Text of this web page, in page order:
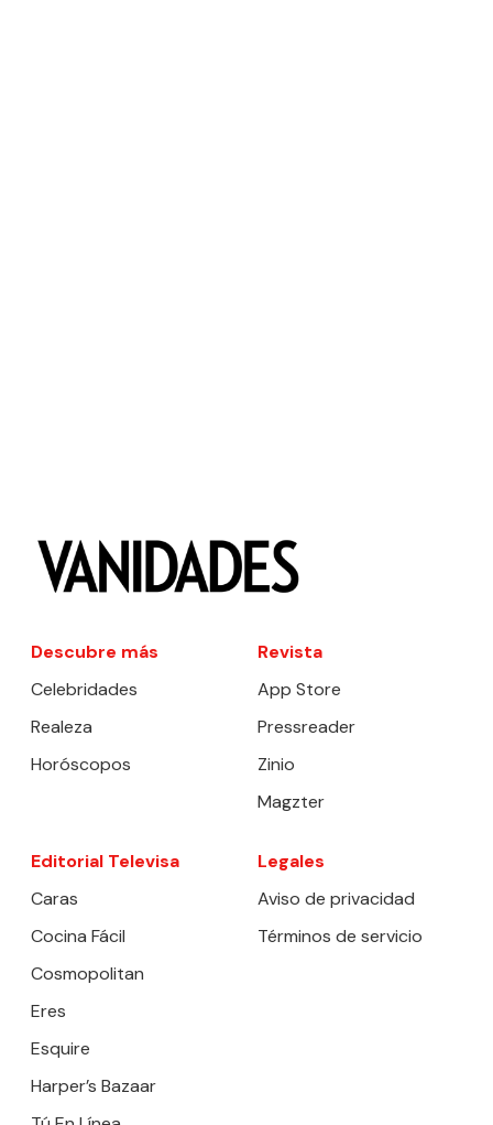
Descubre más
Celebridades
Realeza
Horóscopos
Revista
App Store
Pressreader
Zinio
Magzter
Editorial Televisa
Caras
Cocina Fácil
Cosmopolitan
Eres
Esquire
Harper’s Bazaar
Legales
Aviso de privacidad
Términos de servicio